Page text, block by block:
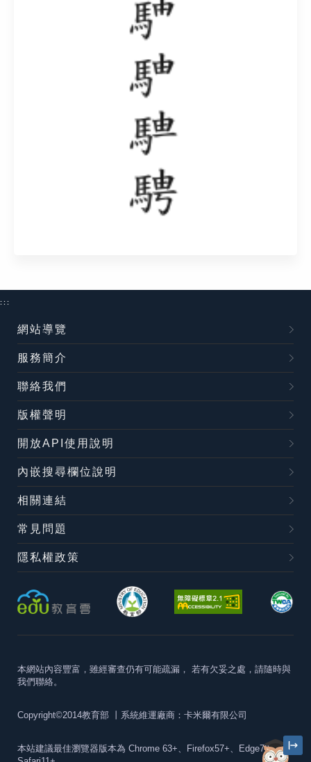
:::
網站導覽
服務簡介
聯絡我們
版權聲明
開放API使用說明
內嵌搜尋欄位說明
相關連結
常見問題
隱私權政策
本網站內容豐富，雖經審查仍有可能疏漏， 若有欠妥之處，請隨時與
我們聯絡。
Copyright©2014教育部 丨系統維運廠商：卡米爾有限公司
本站建議最佳瀏覽器版本為 Chrome 63+、Firefox57+、Edge79+及